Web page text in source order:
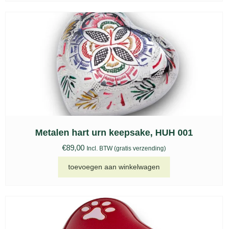
Metalen hart urn keepsake, HUH 001
€89,00 Incl. BTW (gratis verzending)
toevoegen aan winkelwagen